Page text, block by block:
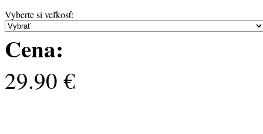
Vyberte si veľkosť:
Cena:
29.90 €